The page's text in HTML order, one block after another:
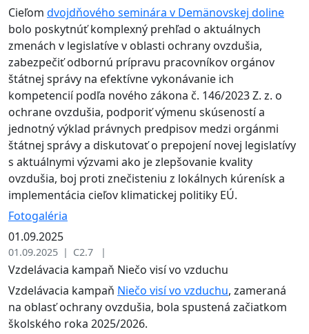
Cieľom dvojdňového seminára v Demänovskej doline
bolo poskytnúť komplexný prehľad o aktuálnych
zmenách v legislatíve v oblasti ochrany ovzdušia,
zabezpečiť odbornú prípravu pracovníkov orgánov
štátnej správy na efektívne vykonávanie ich
kompetencií podľa nového zákona č. 146/2023 Z. z. o
ochrane ovzdušia, podporiť výmenu skúseností a
jednotný výklad právnych predpisov medzi orgánmi
štátnej správy a diskutovať o prepojení novej legislatívy
s aktuálnymi výzvami ako je zlepšovanie kvality
ovzdušia, boj proti znečisteniu z lokálnych kúrenísk a
implementácia cieľov klimatickej politiky EÚ.
Fotogaléria
01.09.2025
01.09.2025 | C2.7 |
Vzdelávacia kampaň Niečo visí vo vzduchu
Vzdelávacia kampaň Niečo visí vo vzduchu, zameraná
na oblasť ochrany ovzdušia, bola spustená začiatkom
školského roka 2025/2026.